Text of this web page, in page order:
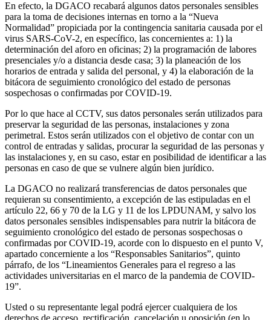
En efecto, la DGACO recabará algunos datos personales sensibles
para la toma de decisiones internas en torno a la “Nueva
Normalidad” propiciada por la contingencia sanitaria causada por el
virus SARS-CoV-2, en específico, las concernientes a: 1) la
determinación del aforo en oficinas; 2) la programación de labores
presenciales y/o a distancia desde casa; 3) la planeación de los
horarios de entrada y salida del personal, y 4) la elaboración de la
bitácora de seguimiento cronológico del estado de personas
sospechosas o confirmadas por COVID-19.
Por lo que hace al CCTV, sus datos personales serán utilizados para
preservar la seguridad de las personas, instalaciones y zona
perimetral. Estos serán utilizados con el objetivo de contar con un
control de entradas y salidas, procurar la seguridad de las personas y
las instalaciones y, en su caso, estar en posibilidad de identificar a las
personas en caso de que se vulnere algún bien jurídico.
La DGACO no realizará transferencias de datos personales que
requieran su consentimiento, a excepción de las estipuladas en el
artículo 22, 66 y 70 de la LG y 11 de los LPDUNAM, y salvo los
datos personales sensibles indispensables para nutrir la bitácora de
seguimiento cronológico del estado de personas sospechosas o
confirmadas por COVID-19, acorde con lo dispuesto en el punto V,
apartado concerniente a los “Responsables Sanitarios”, quinto
párrafo, de los “Lineamientos Generales para el regreso a las
actividades universitarias en el marco de la pandemia de COVID-
19”.
Usted o su representante legal podrá ejercer cualquiera de los